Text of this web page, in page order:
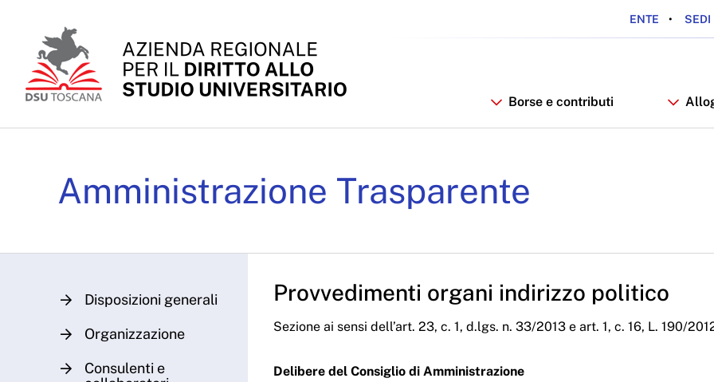
ENTE SEDI
Borse e contributi
Amministrazione Trasparente
Disposizioni generali
Organizzazione
Consulenti e
Provvedimenti organi indirizzo politico
Sezione ai sensi dell’art. 23, c. 1, d.lgs. n. 33/2013 e art. 1, c. 16, L. 190/
Delibere del Consiglio di Amministrazione